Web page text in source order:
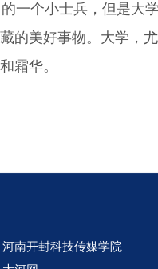
个小士兵，但是大
的美好事物。大学，
霜华。
南开封科技传媒学院